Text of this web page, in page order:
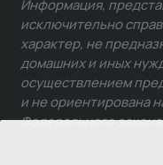
Информация,
исключительно
характер, не
домашних и иных
осуществлением
и не ориентирована
Федерального